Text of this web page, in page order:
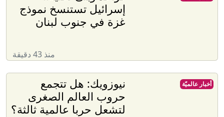
إسرائيل تستنسخ نموذج
غزة في جنوب لبنان
منذ 43 دقيقة
نيوزويك: هل تتجمع
حروب العالم الصغرى
لتشعل حربا عالمية ثالثة؟
أخبار عالميّة